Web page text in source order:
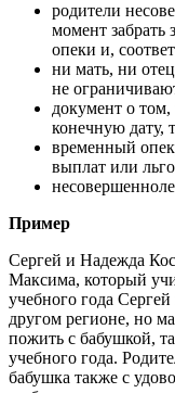
родители
момент забрать
опеки и,
ни мать, ни
не
документ о том,
конечную дату,
временный
выплат или
Пример
Сергей и Надежда
Максима, который
учебного года
другом регионе, но
пожить с бабушкой,
учебного года.
бабушка также с